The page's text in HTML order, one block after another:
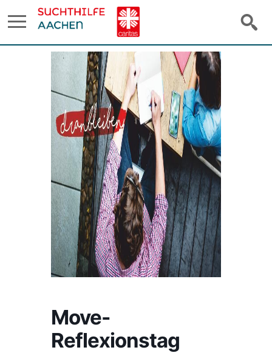
Move-
Reflexionstag